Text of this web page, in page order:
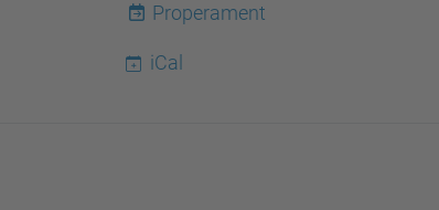
Properament
iCal